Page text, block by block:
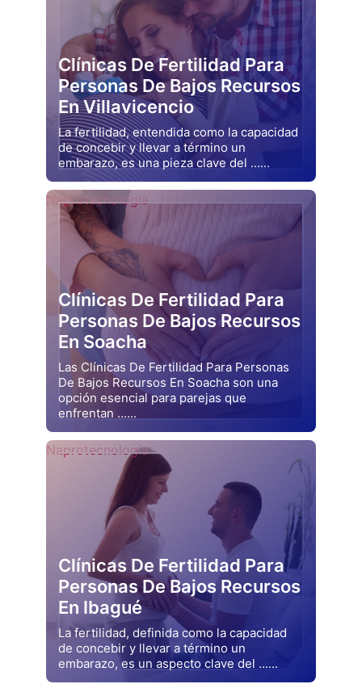
Clínicas De Fertilidad Para
Personas De Bajos Recursos
En Villavicencio
La fertilidad, entendida como la capacidad
de concebir y llevar a término un
embarazo, es una pieza clave del ......
Drjluquerna
Clínicas De Fertilidad Para
Personas De Bajos Recursos
En Soacha
Las Clínicas De Fertilidad Para Personas
De Bajos Recursos En Soacha son una
opción esencial para parejas que
enfrentan ......
Drjluquerna
Naprotecnología
Clínicas De Fertilidad Para
Personas De Bajos Recursos
En Ibagué
La fertilidad, definida como la capacidad
de concebir y llevar a término un
embarazo, es un aspecto clave del ......
Naprotecnología